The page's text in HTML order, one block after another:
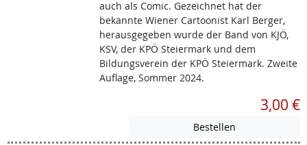
auch als Comic. Gezeichnet hat der
bekannte Wiener Cartoonist Karl Berger,
herausgegeben wurde der Band von KJÖ,
KSV, der KPÖ Steiermark und dem
Bildungsverein der KPÖ Steiermark. Zweite
Auflage, Sommer 2024.
3,00 €